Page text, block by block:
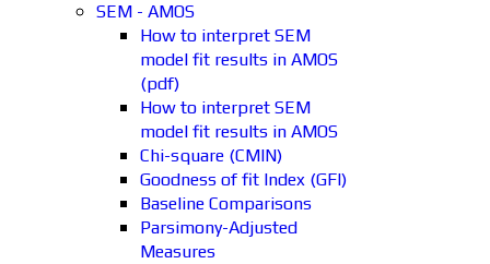
SEM - AMOS
How to interpret SEM
model fit results in AMOS
(pdf)
How to interpret SEM
model fit results in AMOS
Chi-square (CMIN)
Goodness of fit Index (GFI)
Baseline Comparisons
Parsimony-Adjusted
Measures